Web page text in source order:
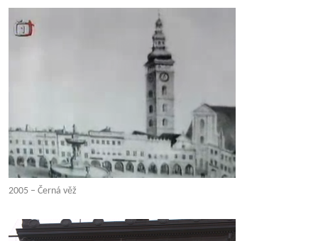
2005 – Černá věž